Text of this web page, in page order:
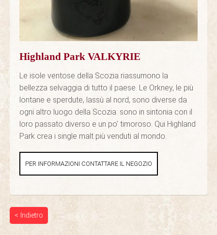
Highland Park VALKYRIE
Le isole ventose della Scozia riassumono la
bellezza selvaggia di tutto il paese. Le Orkney, le più
lontane e sperdute, lassù al nord, sono diverse da
ogni altro luogo della Scozia: sono in sintonia con il
loro passato diverso e un po' timoroso. Qui Highland
Park crea i single malt più venduti al mondo.
PER INFORMAZIONI CONTATTARE IL NEGOZIO
< Indietro